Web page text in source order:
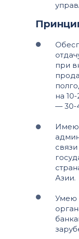
при
на
— 30-
Имею
Азии.
Умею